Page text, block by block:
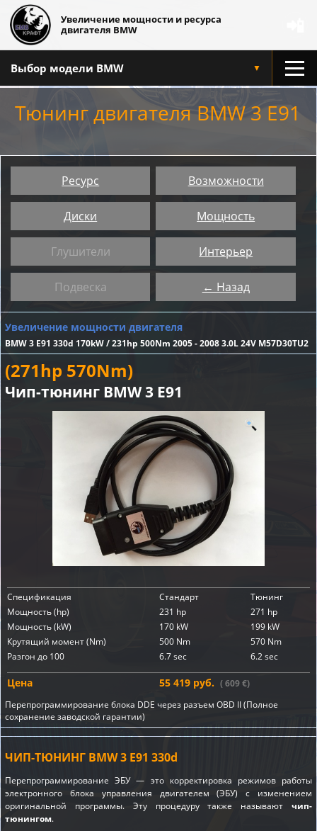
Увеличение мощности и ресурса
двигателя BMW
Выбор модели BMW ▼
Тюнинг двигателя BMW 3 E91
Ресурс Возможности
Диски Мощность
Глушители Интерьер
Подвеска ← Назад
Увеличение мощности двигателя
BMW 3 E91 330d 170kW / 231hp 500Nm 2005 - 2008 3.0L 24V M57D30TU2
(271hp 570Nm)
Чип-тюнинг BMW 3 E91
Спецификация Стандарт
Тюнинг
Мощность (hp)
231 hp
271 hp
Мощность (kW)
170 kW
199 kW
Крутящий момент (Nm)
500 Nm
570 Nm
Разгон до 100
6.7 sec 6.2 sec
Цена 55 419 руб. ( 609 €)
Перепрограммирование блока DDE через разъем OBD II (Полное
сохранение заводской гарантии)
ЧИП-ТЮНИНГ BMW 3 E91 330d
Перепрограммирование ЭБУ — это корректировка режимов работы
электронного блока управления двигателем (ЭБУ) с изменением
оригинальной программы. Эту процедуру также называют чип-
тюнингом.